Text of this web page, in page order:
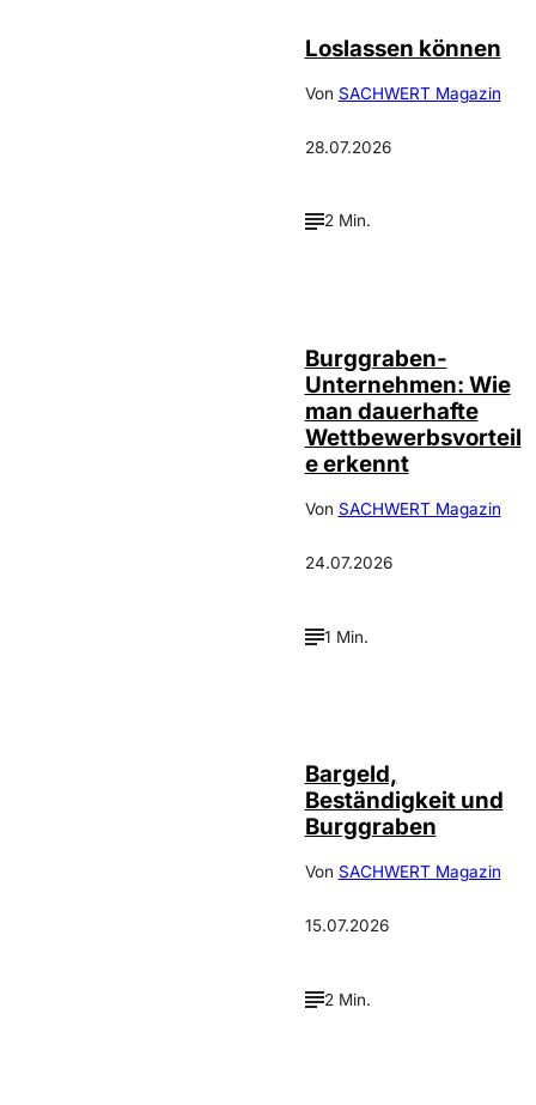
Loslassen können
Von SACHWERT Magazin
28.07.2026
2 Min.
Burggraben-
Unternehmen: Wie
man dauerhafte
Wettbewerbsvorteil
e erkennt
Von SACHWERT Magazin
24.07.2026
1 Min.
Bargeld,
Beständigkeit und
Burggraben
Von SACHWERT Magazin
15.07.2026
2 Min.